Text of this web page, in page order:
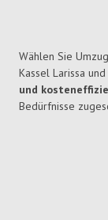
Wählen Sie
Kassel Larissa
und
Bedürfnisse